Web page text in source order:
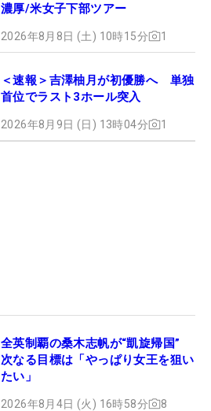
濃厚/米女子下部ツアー
2026年8月8日 (土) 10時15分 1
＜速報＞吉澤柚月が初優勝へ 単独
首位でラスト3ホール突入
2026年8月9日 (日) 13時04分 1
全英制覇の桑木志帆が“凱旋帰国”
次なる目標は「やっぱり女王を狙い
たい」
2026年8月4日 (火) 16時58分 8